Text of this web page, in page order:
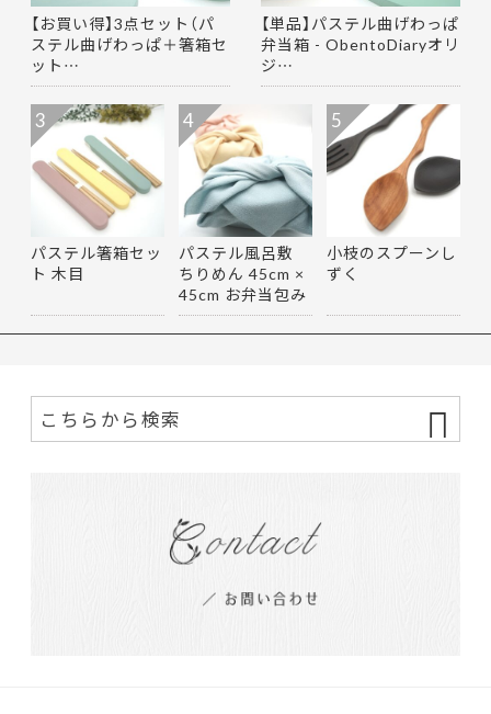
【お買い得】3点セット（パ
ステル曲げわっぱ＋箸箱セ
ット…
【単品】パステル曲げわっぱ
弁当箱 - ObentoDiaryオリ
ジ…
パステル箸箱セッ
ト 木目
3
パステル風呂敷
ちりめん 45cm ×
45cm お弁当包み
マルチ…
4
小枝のスプーンし
ずく
5